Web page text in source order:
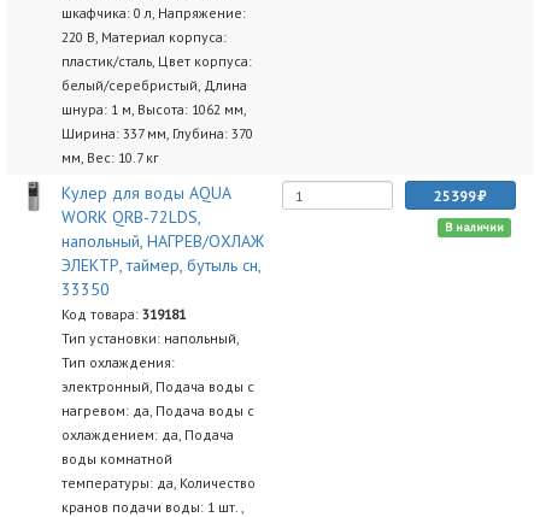
шкафчика: 0 л, Напряжение:
220 В, Материал корпуса:
пластик/сталь, Цвет корпуса:
белый/серебристый, Длина
шнура: 1 м, Высота: 1062 мм,
Ширина: 337 мм, Глубина: 370
мм, Вес: 10.7 кг
Кулер для воды AQUA
WORK QRB-72LDS,
напольный, НАГРЕВ/ОХЛАЖ
ЭЛЕКТР, таймер, бутыль сн,
33350
Код товара: 319181
Тип установки: напольный,
Тип охлаждения:
электронный, Подача воды с
нагревом: да, Подача воды с
охлаждением: да, Подача
воды комнатной
температуры: да, Количество
кранов подачи воды: 1 шт. ,
25399
В наличии